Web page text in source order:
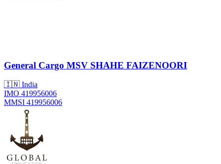
General Cargo MSV SHAHE FAIZENOORI
🇮🇳 India
IMO 419956006
MMSI 419956006